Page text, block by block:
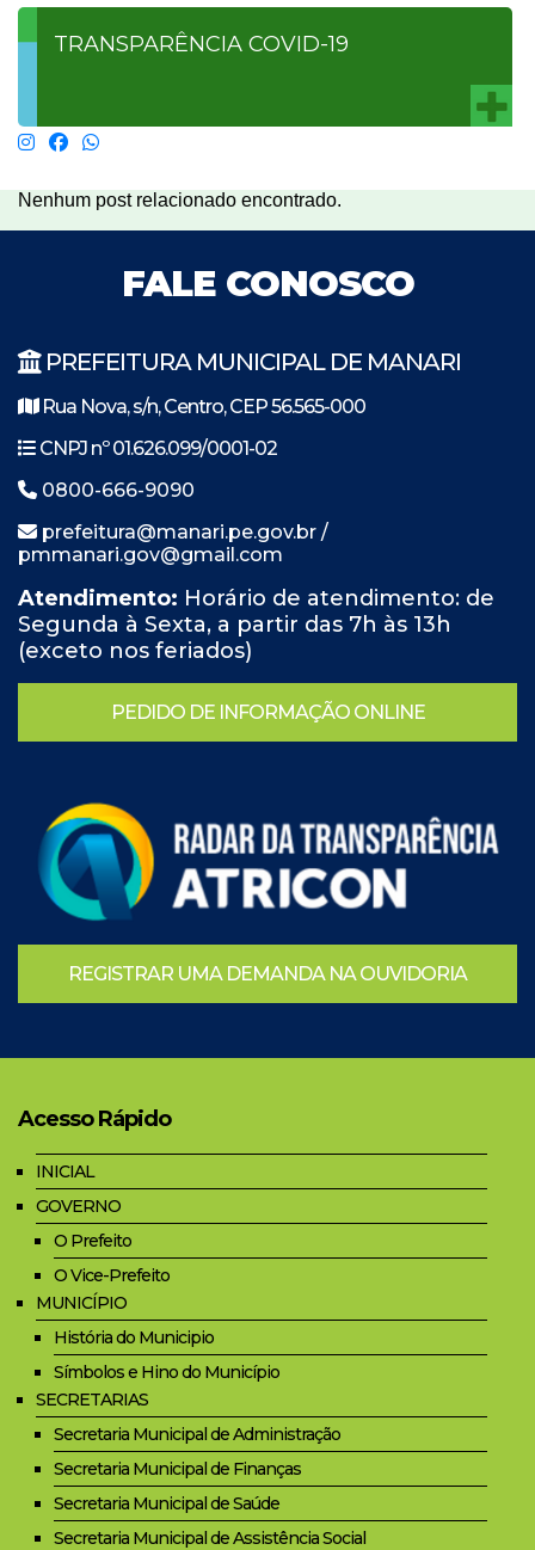
TRANSPARÊNCIA COVID-19
Nenhum post relacionado encontrado.
FALE CONOSCO
PREFEITURA MUNICIPAL DE MANARI
Rua Nova, s/n, Centro, CEP 56.565-000
CNPJ nº 01.626.099/0001-02
0800-666-9090
prefeitura@manari.pe.gov.br /
pmmanari.gov@gmail.com
Atendimento: Horário de atendimento: de
Segunda à Sexta, a partir das 7h às 13h
(exceto nos feriados)
PEDIDO DE INFORMAÇÃO ONLINE
REGISTRAR UMA DEMANDA NA OUVIDORIA
Acesso Rápido
INICIAL
GOVERNO
O Prefeito
O Vice-Prefeito
MUNICÍPIO
História do Municipio
Símbolos e Hino do Município
SECRETARIAS
Secretaria Municipal de Administração
Secretaria Municipal de Finanças
Secretaria Municipal de Saúde
Secretaria Municipal de Assistência Social